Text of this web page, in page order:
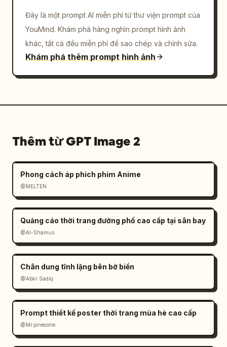
Đây là một prompt AI miễn phí từ thư viện prompt của
YouMind. Khám phá hàng nghìn prompt hình ảnh
khác, tất cả đều miễn phí để sao chép và chỉnh sửa.
Khám phá thêm prompt hình ảnh
Thêm từ GPT Image 2
Phong cách áp phích phim Anime
@MELTEN
Quảng cáo thời trang đường phố cao cấp tại sân bay
@Al-Shamus
Chân dung tĩnh lặng bên bờ biển
@Abkr Sadiq
Prompt thiết kế poster thời trang mùa hè cao cấp
@Mr.pinecone